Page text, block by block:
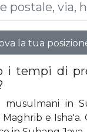
la tua
i tempi di
musulmani in
Maghrib e